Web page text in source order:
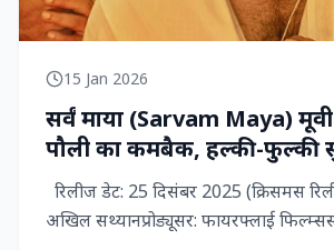
15 Jan 2026
सर्वं माया (Sarvam Maya) मूवी
पौली का कमबैक, हल्की-फुल्की
कॉमेडी जो दिल को छू जाती है
रिलीज डेट: 25 दिसंबर 2025 (क्रिसमस
अखिल सथ्यानप्रोड्यूसर: फायरफ्लाई